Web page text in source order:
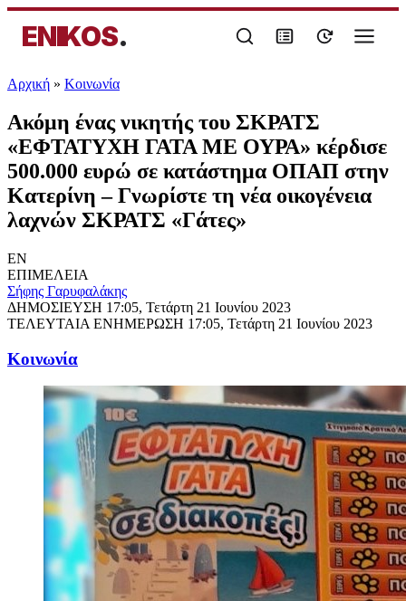
ENIKOS.
Αρχική » Κοινωνία
Ακόμη ένας νικητής του ΣΚΡΑΤΣ
«ΕΦΤΑΤΥΧΗ ΓΑΤΑ ΜΕ ΟΥΡΑ» κέρδισε
500.000 ευρώ σε κατάστημα ΟΠΑΠ στην
Κατερίνη – Γνωρίστε τη νέα οικογένεια
λαχνών ΣΚΡΑΤΣ «Γάτες»
EN
ΕΠΙΜΕΛΕΙΑ
Σήφης Γαρυφαλάκης
ΔΗΜΟΣΙΕΥΣΗ 17:05, Τετάρτη 21 Ιουνίου 2023
ΤΕΛΕΥΤΑΙΑ ΕΝΗΜΕΡΩΣΗ 17:05, Τετάρτη 21 Ιουνίου 2023
Κοινωνία